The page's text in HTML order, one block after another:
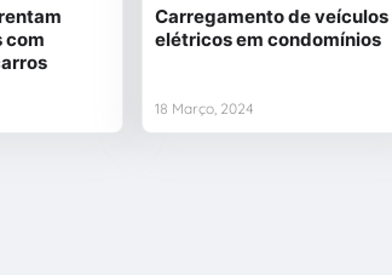
com
Carregamento de veículos
elétricos em condomínios
18 Março, 2024